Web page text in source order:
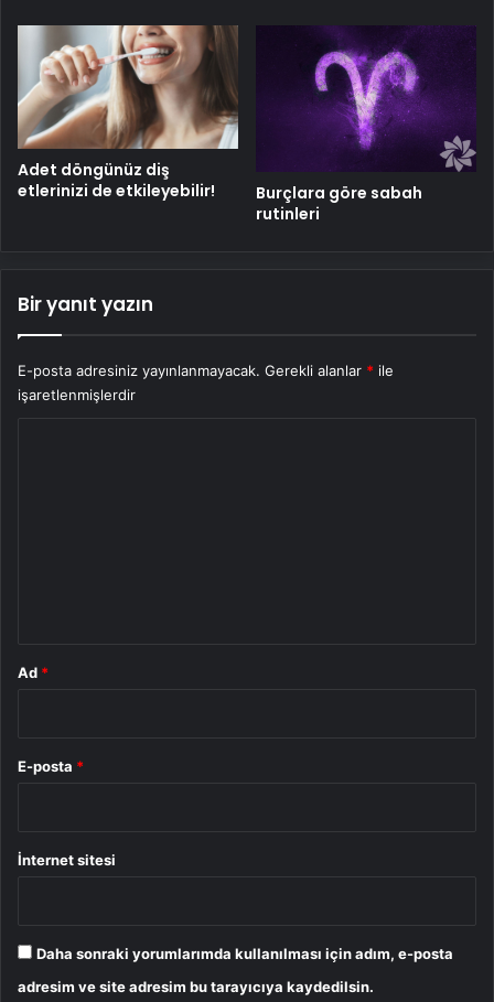
Adet döngünüz diş
etlerinizi de etkileyebilir!
Burçlara göre sabah
rutinleri
Bir yanıt yazın
E-posta adresiniz yayınlanmayacak. Gerekli alanlar * ile
işaretlenmişlerdir
Ad *
E-posta *
İnternet sitesi
Daha sonraki yorumlarımda kullanılması için adım, e-posta
adresim ve site adresim bu tarayıcıya kaydedilsin.